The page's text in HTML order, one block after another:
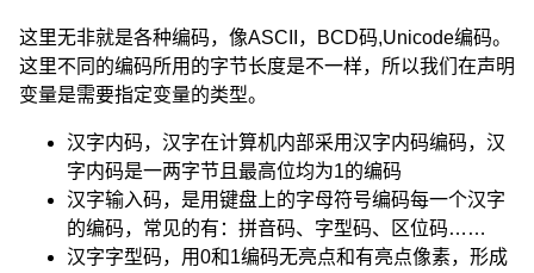
这里无非就是各种编码，像ASCII，BCD码,Unicode编码。
这里不同的编码所用的字节长度是不一样，所以我们在声明
变量是需要指定变量的类型。
汉字内码，汉字在计算机内部采用汉字内码编码，汉
字内码是一两字节且最高位均为1的编码
汉字输入码，是用键盘上的字母符号编码每一个汉字
的编码，常见的有：拼音码、字型码、区位码……
汉字字型码，用0和1编码无亮点和有亮点像素，形成